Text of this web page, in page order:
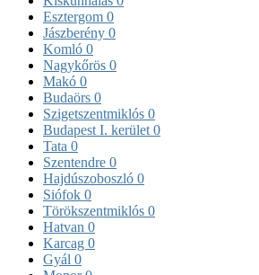
Esztergom 0
Jászberény 0
Komló 0
Nagykőrös 0
Makó 0
Budaörs 0
Szigetszentmiklós 0
Budapest I. kerület 0
Tata 0
Szentendre 0
Hajdúszoboszló 0
Siófok 0
Törökszentmiklós 0
Hatvan 0
Karcag 0
Gyál 0